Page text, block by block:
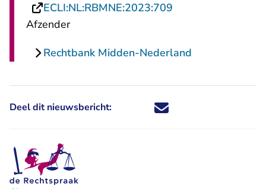
ECLI:NL:RBMNE:2023:709
Afzender
Rechtbank Midden-Nederland
Deel dit nieuwsbericht: Deel dit nieuwsbericht via X -
Deel dit nieuwsbericht via
Deel dit nieuwsbericht
Deel dit